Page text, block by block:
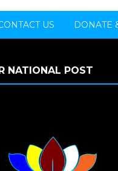
US DONATE
NATIONAL POST